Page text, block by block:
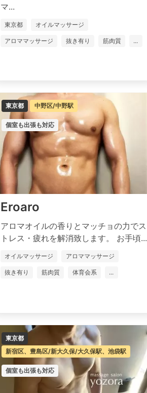
マ...
東京都 オイルマッサージ
アロママッサージ 抜き有り 筋肉質 ...
東京都 中野区/中野駅
個室も出張も対応
Eroaro
アロマオイルの香りとマッチョの力でス
トレス・疲れを解消致します。 お手頃...
オイルマッサージ アロママッサージ
抜き有り 筋肉質 体育会系 ...
東京都
新宿区、豊島区/新大久保/大久保駅、池袋駅
個室も出張も対応